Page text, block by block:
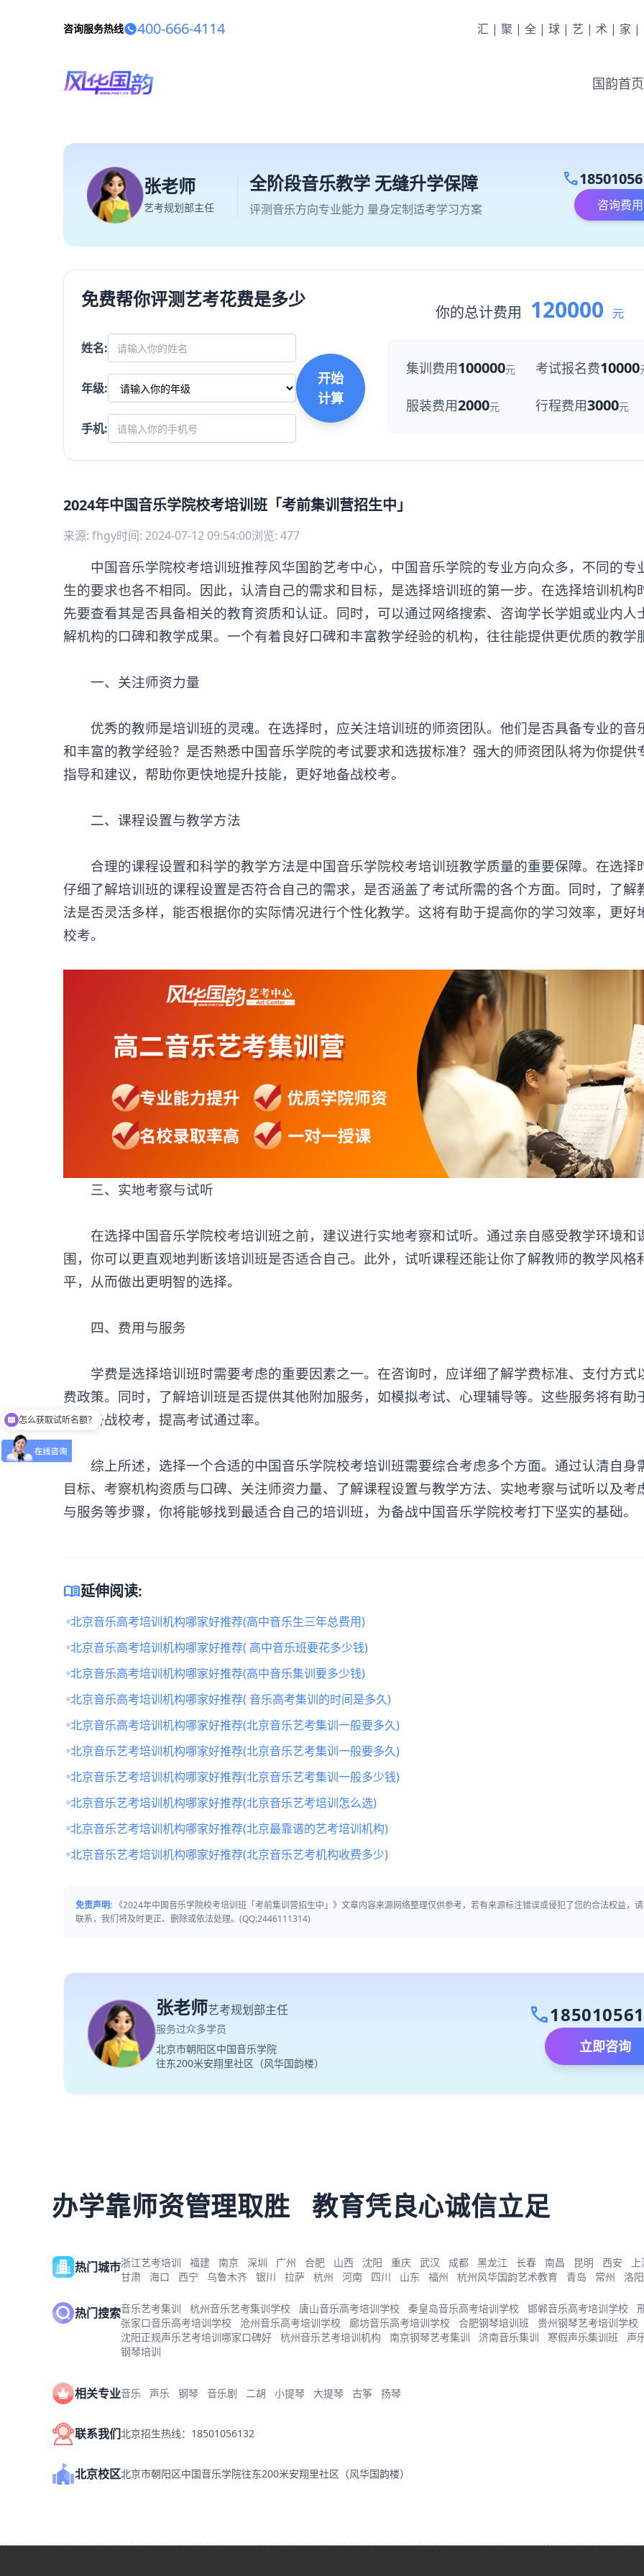
咨询服务热线 400-666-4114 汇|聚|全|球|艺|术|家|
国韵首页
张老师
艺考规划部主任
全阶段音乐教学 无缝升学保障
评测音乐方向专业能力 量身定制适考学习方案
call
咨询费用
免费帮你评测艺考花费是多少
姓名:
年级:
手机:
开始
计算
你的总计费用 120000 元
集训费用100000元 考试报名费10000
服装费用2000元 行程费用3000元
2024年中国音乐学院校考培训班「考前集训营招生中」
来源: fhgy时间: 2024-07-12 09:54:00浏览: 477
中国音乐学院校考培训班推荐风华国韵艺考中心，中国音乐学院的专业方向众多，不同的专
生的要求也各不相同。因此，认清自己的需求和目标，是选择培训班的第一步。在选择培训机构
先要查看其是否具备相关的教育资质和认证。同时，可以通过网络搜索、咨询学长学姐或业内人
解机构的口碑和教学成果。一个有着良好口碑和丰富教学经验的机构，往往能提供更优质的教学
一、关注师资力量
优秀的教师是培训班的灵魂。在选择时，应关注培训班的师资团队。他们是否具备专业的音
和丰富的教学经验？是否熟悉中国音乐学院的考试要求和选拔标准？强大的师资团队将为你提供
指导和建议，帮助你更快地提升技能，更好地备战校考。
二、课程设置与教学方法
合理的课程设置和科学的教学方法是中国音乐学院校考培训班教学质量的重要保障。在选择
仔细了解培训班的课程设置是否符合自己的需求，是否涵盖了考试所需的各个方面。同时，了解
法是否灵活多样，能否根据你的实际情况进行个性化教学。这将有助于提高你的学习效率，更好
校考。
三、实地考察与试听
在选择中国音乐学院校考培训班之前，建议进行实地考察和试听。通过亲自感受教学环境和
围，你可以更直观地判断该培训班是否适合自己。此外，试听课程还能让你了解教师的教学风格
平，从而做出更明智的选择。
四、费用与服务
学费是选择培训班时需要考虑的重要因素之一。在咨询时，应详细了解学费标准、支付方式
费政策。同时，了解培训班是否提供其他附加服务，如模拟考试、心理辅导等。这些服务将有助
好地备战校考，提高考试通过率。
综上所述，选择一个合适的中国音乐学院校考培训班需要综合考虑多个方面。通过认清自身
目标、考察机构资质与口碑、关注师资力量、了解课程设置与教学方法、实地考察与试听以及考
与服务等步骤，你将能够找到最适合自己的培训班，为备战中国音乐学院校考打下坚实的基础。
menu_book延伸阅读:
北京音乐高考培训机构哪家好推荐(高中音乐生三年总费用)
北京音乐高考培训机构哪家好推荐( 高中音乐班要花多少钱)
北京音乐高考培训机构哪家好推荐(高中音乐集训要多少钱)
北京音乐高考培训机构哪家好推荐( 音乐高考集训的时间是多久)
北京音乐高考培训机构哪家好推荐(北京音乐艺考集训一般要多久)
北京音乐艺考培训机构哪家好推荐(北京音乐艺考集训一般要多久)
北京音乐艺考培训机构哪家好推荐(北京音乐艺考集训一般多少钱)
北京音乐艺考培训机构哪家好推荐(北京音乐艺考培训怎么选)
北京音乐艺考培训机构哪家好推荐(北京最靠谱的艺考培训机构)
北京音乐艺考培训机构哪家好推荐(北京音乐艺考机构收费多少)
免责声明: 《2024年中国音乐学院校考培训班「考前集训营招生中」》文章内容来源网络整理仅供参考，若有来源标注错误或侵犯了您的合法权益，
联系，我们将及时更正、删除或依法处理。(QQ:2446111314)
张老师艺考规划部主任
服务过众多学员
北京市朝阳区中国音乐学院
往东200米安翔里社区（风华国韵楼）
call
立即咨询
办学靠师资管理取胜 教育凭良心诚信立足
热门城市浙江艺考培训 福建 南京 深圳 广州 合肥 山西 沈阳 重庆 武汉 成都 黑龙江 长春 南昌 昆明 西安
甘肃
海口 西宁 乌鲁木齐 银川 拉萨 杭州 河南 四川 山东 福州 杭州风华国韵艺术教育 青岛 常州 洛阳
热门搜索音乐艺考集训 杭州音乐艺考集训学校 唐山音乐高考培训学校 秦皇岛音乐高考培训学校 邯郸音乐高考培训学校
张家口音乐高考培训学校
沧州音乐高考培训学校 廊坊音乐高考培训学校 合肥钢琴培训班
贵州钢琴艺考培训学校
沈阳正规声乐艺考培训哪家口碑好
杭州音乐艺考培训机构 南京钢琴艺考集训 济南音乐集训 寒假声乐集训班
声
钢琴培训
相关专业音乐 声乐 钢琴 音乐剧 二胡 小提琴 大提琴 古筝 扬琴
联系我们北京招生热线：18501056132
北京校区北京市朝阳区中国音乐学院往东200米安翔里社区（风华国韵楼）
怎么获取试听名额？